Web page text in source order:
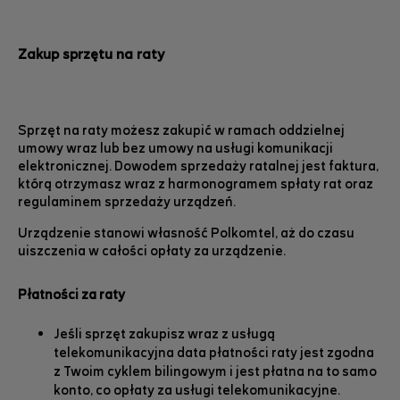
Zakup sprzętu na raty
Sprzęt na raty możesz zakupić w ramach oddzielnej
umowy wraz lub bez umowy na usługi komunikacji
elektronicznej. Dowodem sprzedaży ratalnej jest faktura,
którą otrzymasz wraz z harmonogramem spłaty rat oraz
regulaminem sprzedaży urządzeń.
Urządzenie stanowi własność Polkomtel, aż do czasu
uiszczenia w całości opłaty za urządzenie.
Płatności za raty
Jeśli sprzęt zakupisz wraz z usługą
telekomunikacyjna data płatności raty jest zgodna
z Twoim cyklem bilingowym i jest płatna na to samo
konto, co opłaty za usługi telekomunikacyjne.